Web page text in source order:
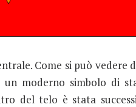
Come si può vedere
un moderno simbolo di
del telo è stata